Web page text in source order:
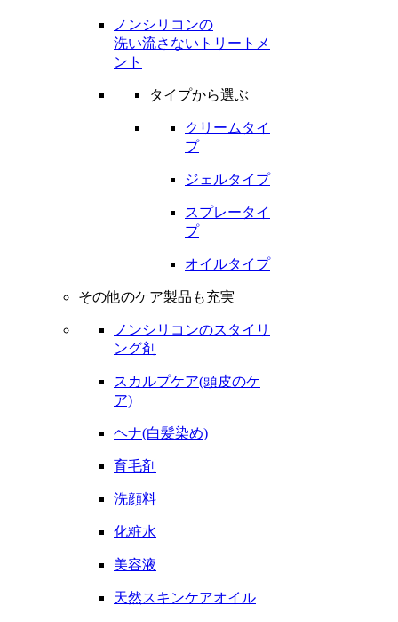
ノンシリコンの
洗い流さないトリートメ
ント
タイプから選ぶ
クリームタイ
プ
ジェルタイプ
スプレータイ
プ
オイルタイプ
その他のケア製品も充実
ノンシリコンのスタイリ
ング剤
スカルプケア(頭皮のケ
ア)
ヘナ(白髪染め)
育毛剤
洗顔料
化粧水
美容液
天然スキンケアオイル